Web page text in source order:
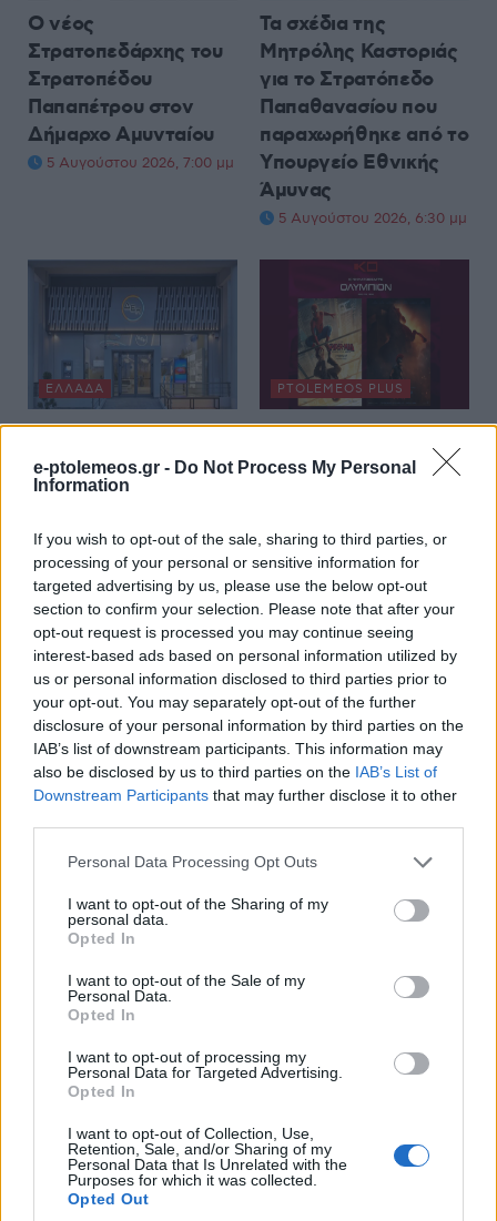
e-ptolemeos.gr - Do Not Process My Personal
Information
If you wish to opt-out of the sale, sharing to third parties, or
processing of your personal or sensitive information for
targeted advertising by us, please use the below opt-out
section to confirm your selection. Please note that after your
opt-out request is processed you may continue seeing
interest-based ads based on personal information utilized by
us or personal information disclosed to third parties prior to
your opt-out. You may separately opt-out of the further
disclosure of your personal information by third parties on the
IAB’s list of downstream participants. This information may
also be disclosed by us to third parties on the IAB’s List of
Downstream Participants that may further disclose it to other
Please note that this website/app uses one or more Google
not limited to your visit or usage behaviour. You may click to
grant or deny consent to Google and its third-party tags to
use your data for below specified purposes in below Google
consent section.
Personal Data Processing Opt Outs
I want to opt-out of the Sharing of my
personal data.
Opted In
I want to opt-out of the Sale of my
Personal Data.
Opted In
I want to opt-out of processing my
Personal Data for Targeted Advertising.
Opted In
I want to opt-out of Collection, Use,
Retention, Sale, and/or Sharing of my
Personal Data that Is Unrelated with the
Purposes for which it was collected.
Opted Out
Ο νέος
Στρατοπεδάρχης του
Στρατοπέδου
Παπαπέτρου στον
Δήμαρχο Αμυνταίου
5 Αυγούστου 2026, 7:00 μμ
Τα σχέδια της
Μητρόλης Καστοριάς
για το Στρατόπεδο
Παπαθανασίου που
παραχωρήθηκε από το
Υπουργείο Εθνικής
Άμυνας
5 Αυγούστου 2026, 6:30 μμ
ΕΛΛΆΔΑ
Όμιλος ΔΕΗ:
Συνεχιζόμενη ισχυρή
ανάπτυξη στο α΄
προσαρμοσμένο
EBITDA στα €1,2 δισ.
5 Αυγούστου 2026, 6:28 μμ
PTOLEMEOS PLUS
Κινηματογράφος
ΟΛΥΜΠΙΟΝ Κοζάνης:
έως και Παρασκευή
07/08/2026 –
TΕΛΕΥΤΑΙΕΣ
ΠΡΟΒΟΛΕΣ!
5 Αυγούστου 2026, 5:56 μμ